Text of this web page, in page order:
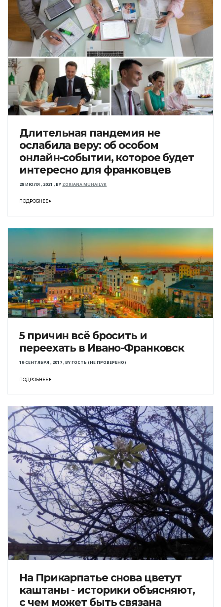
Длительная пандемия не
ослабила веру: об особом
онлайн-событии, которое будет
интересно для франковцев
28 ИЮЛЯ , 2021 ,BY ZORIANA MUHAILYK
ПОДРОБНЕЕ
5 причин всё бросить и
переехать в Ивано-Франковск
19 СЕНТЯБРЯ , 2017,BYГОСТЬ (НЕ ПРОВЕРЕНО)
ПОДРОБНЕЕ
На Прикарпатье снова цветут
каштаны - историки объясняют,
с чем может быть связана